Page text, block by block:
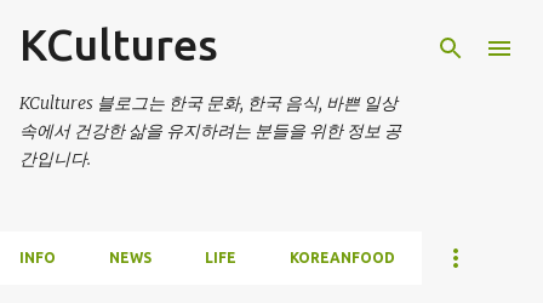
KCultures
KCultures 블로그는 한국 문화, 한국 음식, 바쁜 일상
속에서 건강한 삶을 유지하려는 분들을 위한 정보 공
간입니다.
INFO NEWS LIFE KOREANFOOD